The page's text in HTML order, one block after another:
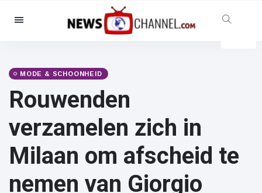
Categorieën
Maatschappelijk & Leuk
Bioscoop & TV
Beroemdheden
(13938)
Mode & Schoonheid
(122)
Eten & drinken
(79)
MODE & SCHOONHEID
Rouwenden
verzamelen zich in
Milaan om afscheid te
nemen van Giorgio